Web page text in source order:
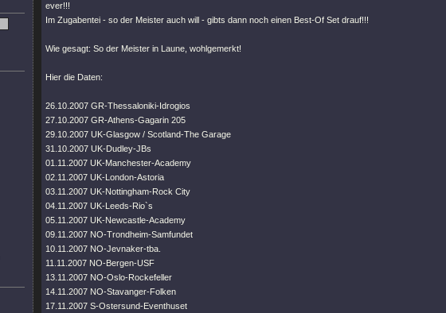
ever!!!
Im Zugabentei - so der Meister auch will - gibts dann noch einen Best-Of Set drauf!!!
Wie gesagt: So der Meister in Laune, wohlgemerkt!
Hier die Daten:
26.10.2007 GR-Thessaloniki-Idrogios
27.10.2007 GR-Athens-Gagarin 205
29.10.2007 UK-Glasgow / Scotland-The Garage
31.10.2007 UK-Dudley-JBs
01.11.2007 UK-Manchester-Academy
02.11.2007 UK-London-Astoria
03.11.2007 UK-Nottingham-Rock City
04.11.2007 UK-Leeds-Rio`s
05.11.2007 UK-Newcastle-Academy
09.11.2007 NO-Trondheim-Samfundet
10.11.2007 NO-Jevnaker-tba.
11.11.2007 NO-Bergen-USF
13.11.2007 NO-Oslo-Rockefeller
14.11.2007 NO-Stavanger-Folken
17.11.2007 S-Ostersund-Eventhuset